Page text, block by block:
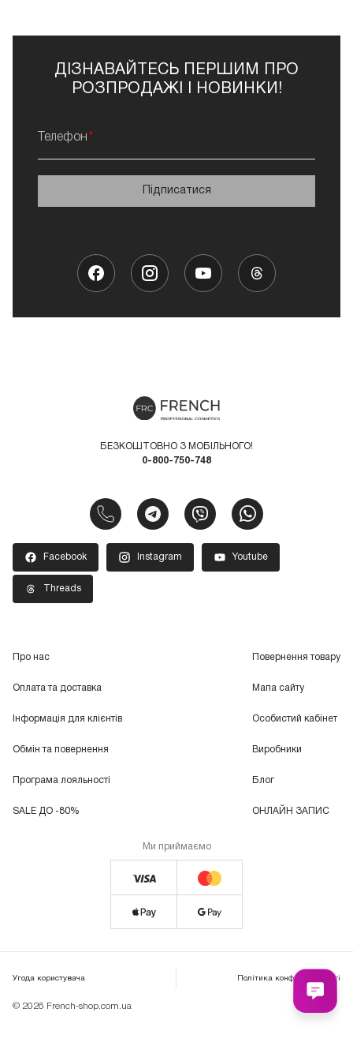
Окремо слід виділити фарби для аерографії, вони
наносяться за допомогою аерографа. Такі фарби для
економить час майстра. Вони мають насичену
пігментацію, зручні у нанесенні. Такі фарби рівномірно
наносяться на поверхню, чудово підходять для
складних дизайнів, градієнтів та створення
різноманітних художніх елементів. На Френч фарба
ГЕЛЬ-ФАРБИ ДЛЯ НІГТІВ ХАРКІВ
КУПИТИ НА ФРЕНЧ
підходять не тільки для салонного, але і для
домашнього використання. Купити гелеві фарби для
та знижки роблять покупки ще більш приємними.
ДІЗНАВАЙТЕСЬ ПЕРШИМ ПРО
РОЗПРОДАЖІ І НОВИНКИ!
Телефон
Підписатися
БЕЗКОШТОВНО З МОБІЛЬНОГО!
0-800-750-748
Facebook Instagram Youtube
Threads
Про нас
Оплата та доставка
Інформація для клієнтів
Обмін та повернення
Програма лояльності
SALE ДО -80%
Повернення товару
Мапа сайту
Особистий кабінет
Виробники
Блог
ОНЛАЙН ЗАПИС
Ми приймаємо
© 2026 French-shop.com.ua
Угода користувача Політика конфіденційності